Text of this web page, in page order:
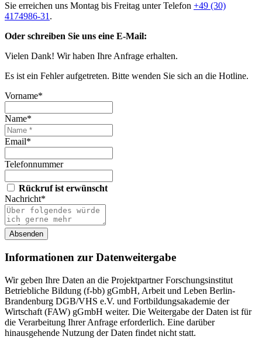
Sie erreichen uns Montag bis Freitag unter Telefon +49 (30)
4174986-31 .
Oder schreiben Sie uns eine E-Mail:
Vielen Dank! Wir haben Ihre Anfrage erhalten.
Es ist ein Fehler aufgetreten. Bitte wenden Sie sich an die Hotline.
Vorname*
Name*
Email*
Telefonnummer
Rückruf ist erwünscht
Nachricht*
Absenden
Informationen zur Datenweitergabe
Wir geben Ihre Daten an die Projektpartner Forschungsinstitut
Betriebliche Bildung (f-bb) gGmbH, Arbeit und Leben Berlin-
Brandenburg DGB/VHS e.V. und Fortbildungsakademie der
Wirtschaft (FAW) gGmbH weiter. Die Weitergabe der Daten ist für
die Verarbeitung Ihrer Anfrage erforderlich. Eine darüber
hinausgehende Nutzung der Daten findet nicht statt.